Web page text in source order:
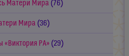
Матери Мира (76)
Мира (36)
РА» (29)